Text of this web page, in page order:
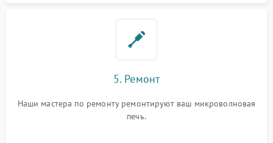
5. Ремонт
Наши мастера по ремонту ремонтируют ваш микроволновая
печь.